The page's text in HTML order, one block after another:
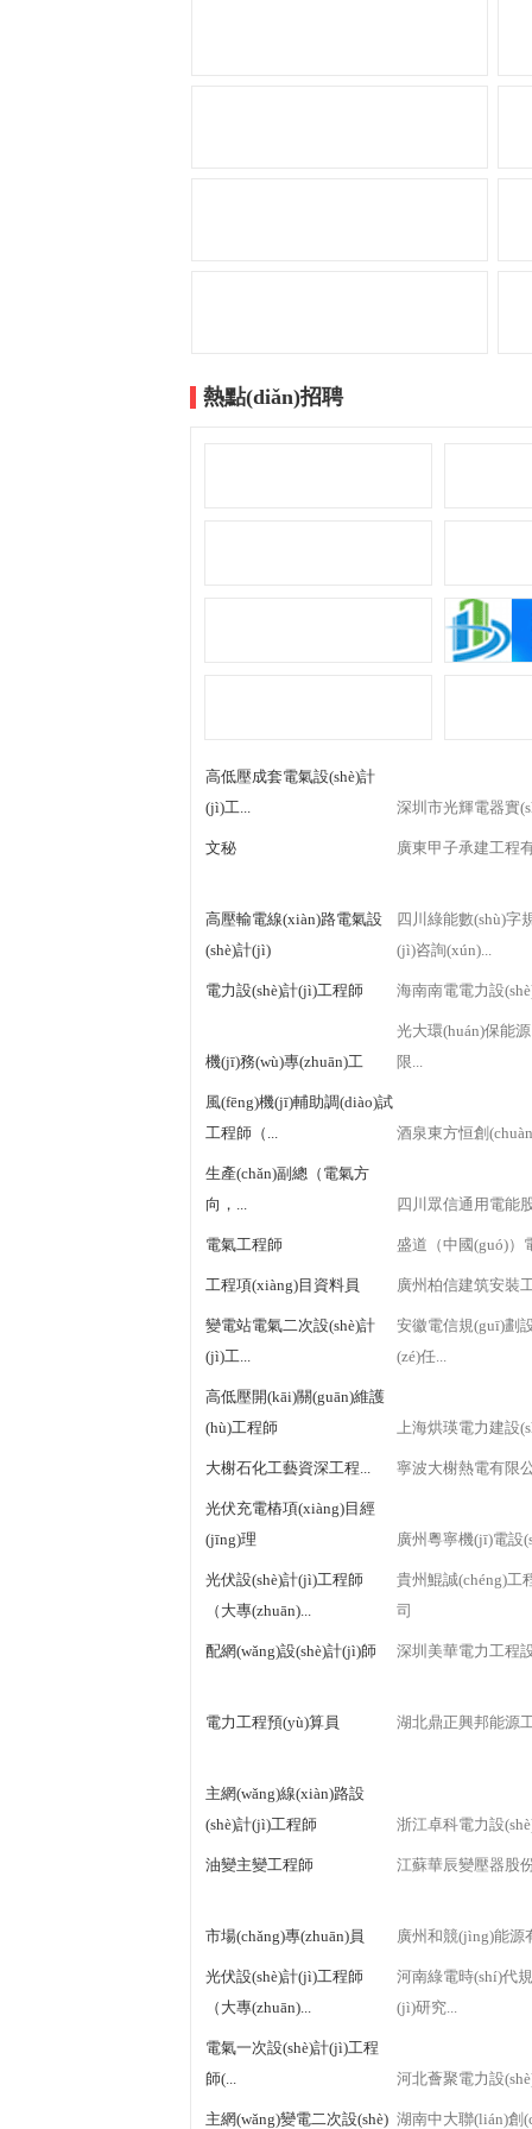
熱點(diǎn)招聘
高低壓成套電氣設(shè)計
(jì)工...
深圳市光輝電器實
文秘 廣東甲子承建工程
高壓輸電線(xiàn)路電氣設
(shè)計(jì)
四川綠能數(shù)字
(jì)咨詢(xún)...
電力設(shè)計(jì)工程師 海南南電電力設
機(jī)務(wù)專(zhuān)工
光大環(huán)保能
限...
風(fēng)機(jī)輔助調(diào)試
工程師（...
酒泉東方恒創
生產(chǎn)副總（電氣方
向，...
四川眾信通用電能
電氣工程師 盛道（中國(guó)）
工程項(xiàng)目資料員 廣州柏信建筑安裝
變電站電氣二次設(shè)計
(jì)工...
安徽電信規(guī)劃
(zé)任...
高低壓開(kāi)關(guān)維護
(hù)工程師
上海烘瑛電力建設
大榭石化工藝資深工程... 寧波大榭熱電有限
光伏充電樁項(xiàng)目經
(jīng)理
廣州粵寧機(jī)電設
光伏設(shè)計(jì)工程師
（大專(zhuān)...
貴州鯤誠(chéng)工
司
配網(wǎng)設(shè)計(jì)師 深圳美華電力工程
電力工程預(yù)算員 湖北鼎正興邦能源
主網(wǎng)線(xiàn)路設
(shè)計(jì)工程師
浙江卓科電力設
油變主變工程師 江蘇華辰變壓器股
市場(chǎng)專(zhuān)員 廣州和競(jìng)能源
光伏設(shè)計(jì)工程師
（大專(zhuān)...
河南綠電時(shí)代
(jì)研究...
電氣一次設(shè)計(jì)工程
師(...
河北薈聚電力設
主網(wǎng)變電二次設(shè) 湖南中大聯(lián)創